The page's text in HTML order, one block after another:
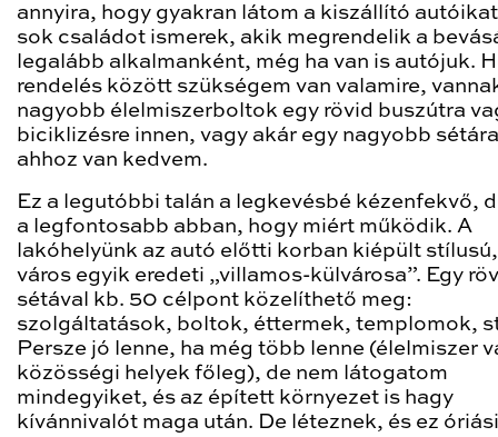
annyira, hogy gyakran látom a kiszállító
sok családot ismerek, akik megrendelik a
legalább alkalmanként, még ha van is autójuk.
rendelés között szükségem van valamire,
nagyobb élelmiszerboltok egy rövid buszútra
biciklizésre innen, vagy akár egy nagyobb
ahhoz van kedvem.
Ez a legutóbbi talán a legkevésbé kézenfekvő,
a legfontosabb abban, hogy miért működik. A
lakóhelyünk az autó előtti korban kiépült
város egyik eredeti „villamos-külvárosa”. Egy
sétával kb. 50 célpont közelíthető meg:
szolgáltatások, boltok, éttermek, templomok,
Persze jó lenne, ha még több lenne (élelmiszer
közösségi helyek főleg), de nem látogatom
mindegyiket, és az épített környezet is hagy
kívánnivalót maga után. De léteznek, és ez óriási